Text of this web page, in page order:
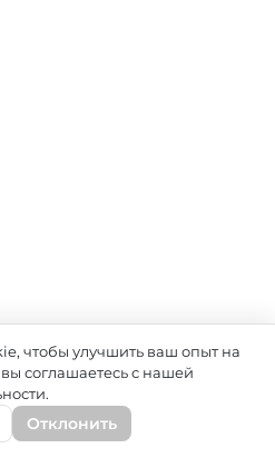
чтобы улучшить ваш опыт на
соглашаетесь с нашей
Отклонить